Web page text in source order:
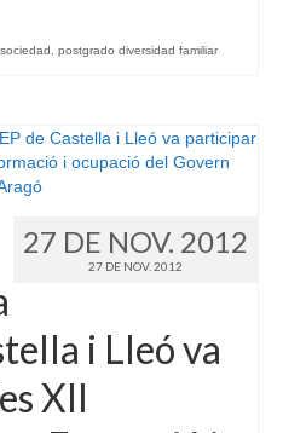
postgrado diversidad familiar
27 DE NOV. 2012
27 DE NOV. 2012
i Lleó va
XII